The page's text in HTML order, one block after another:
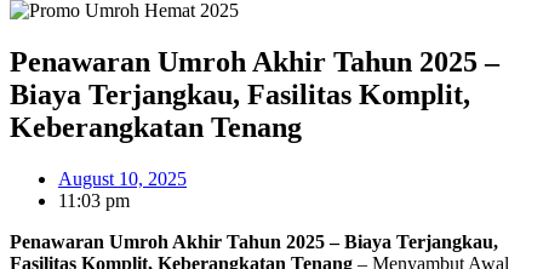
Penawaran Umroh Akhir Tahun 2025 –
Biaya Terjangkau, Fasilitas Komplit,
Keberangkatan Tenang
August 10, 2025
11:03 pm
Penawaran Umroh Akhir Tahun 2025 – Biaya Terjangkau,
Fasilitas Komplit, Keberangkatan Tenang – Menyambut Awal